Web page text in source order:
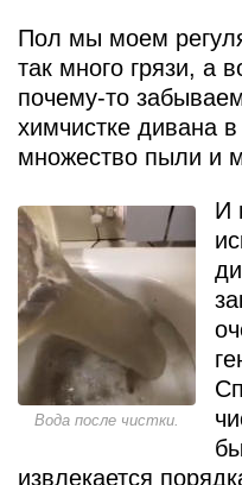
Пол мы моем
так много грязи, а
почему-то
химчистке дивана
множество пыли и
Вода после чистки.
И
извлекается